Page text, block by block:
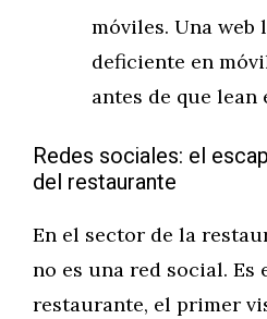
móviles. Una web
deficiente en
antes de que lean
Redes sociales: el
del restaurante
En el sector de la
no es una red social. Es
restaurante, el primer